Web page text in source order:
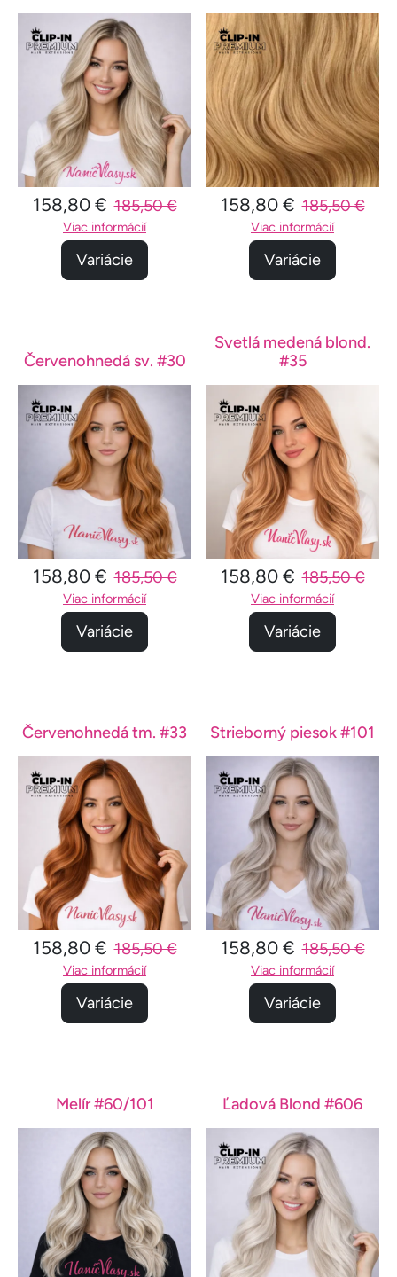
158,80 € 185,50 €
Viac informácií
Variácie
158,80 € 185,50 €
Viac informácií
Variácie
Červenohnedá sv. #30
158,80 € 185,50 €
Viac informácií
Variácie
Svetlá medená blond.
#35
158,80 € 185,50 €
Viac informácií
Variácie
Červenohnedá tm. #33
158,80 € 185,50 €
Viac informácií
Variácie
Strieborný piesok #101
158,80 € 185,50 €
Viac informácií
Variácie
Melír #60/101 Ľadová Blond #606